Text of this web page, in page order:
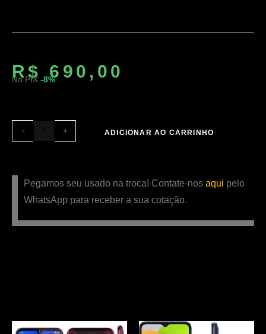
R$ 690,00
No PIX -8%
- + ADICIONAR AO CARRINHO
Pegamos seu usado na troca! Contate-nos aqui pelo
WhatsApp para receber a sua cotação.